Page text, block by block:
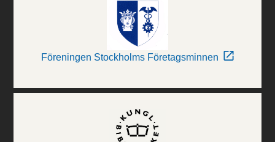
Föreningen Stockholms Företagsminnen